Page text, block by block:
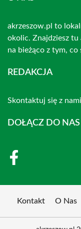
akrzeszow.pl to
okolic. Znajdziesz tu
na bieżąco z tym,
REDAKCJA
Skontaktuj się z
DOŁĄCZ DO NAS
Kontakt O Nas